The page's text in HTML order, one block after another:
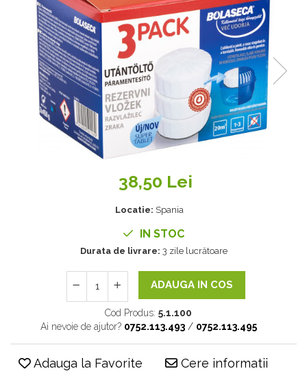
38,50 Lei
Locatie: Spania
IN STOC
Durata de livrare: 3 zile lucrătoare
ADAUGA IN COS
Cod Produs: 5.1.100
Ai nevoie de ajutor? 0752.113.493 / 0752.113.495
Adauga la Favorite Cere informatii